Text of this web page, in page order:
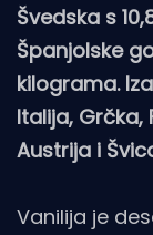
Švedska s
Španjolske
kilograma.
Italija, Grčka,
Austrija i
Vanilija je